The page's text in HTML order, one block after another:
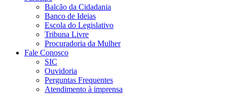
Balcão da Cidadania
Banco de Ideias
Escola do Legislativo
Tribuna Livre
Procuradoria da Mulher
Fale Conosco
SIC
Ouvidoria
Perguntas Frequentes
Atendimento à imprensa